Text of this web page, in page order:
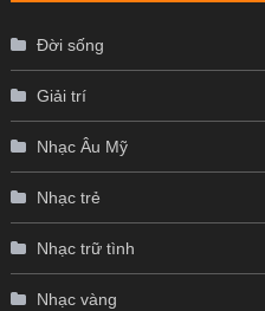
Đời sống
Giải trí
Nhạc Âu Mỹ
Nhạc trẻ
Nhạc trữ tình
Nhạc vàng